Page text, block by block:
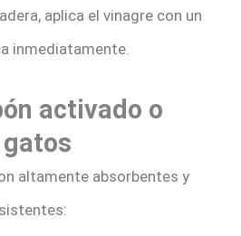
aplica el vinagre con un
inmediatamente.
activado o
altamente absorbentes y